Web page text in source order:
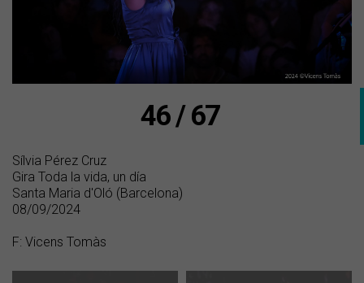
46 / 67
Sílvia Pérez Cruz
Gira Toda la vida, un día
Santa Maria d'Oló (Barcelona)
08/09/2024
F: Vicens Tomàs